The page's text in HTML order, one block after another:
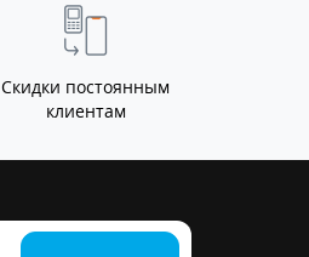
Скидки постоянным
клиентам